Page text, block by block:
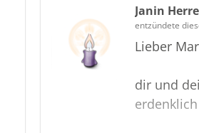
Janin
entzündete
Lieber
dir und